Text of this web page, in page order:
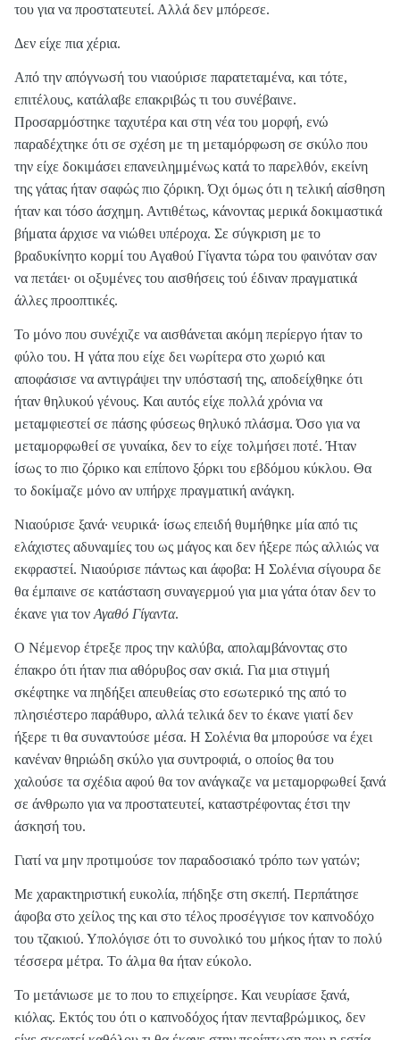
του για να προστατευτεί. Αλλά δεν μπόρεσε.
Δεν είχε πια χέρια.
Από την απόγνωσή του νιαούρισε παρατεταμένα, και τότε,
επιτέλους, κατάλαβε επακριβώς τι του συνέβαινε.
Προσαρμόστηκε ταχυτέρα και στη νέα του μορφή, ενώ
παραδέχτηκε ότι σε σχέση με τη μεταμόρφωση σε σκύλο που
την είχε δοκιμάσει επανειλημμένως κατά το παρελθόν, εκείνη
της γάτας ήταν σαφώς πιο ζόρικη. Όχι όμως ότι η τελική αίσθηση
ήταν και τόσο άσχημη. Αντιθέτως, κάνοντας μερικά δοκιμαστικά
βήματα άρχισε να νιώθει υπέροχα. Σε σύγκριση με το
βραδυκίνητο κορμί του Αγαθού Γίγαντα τώρα του φαινόταν σαν
να πετάει· οι οξυμένες του αισθήσεις τού έδιναν πραγματικά
άλλες προοπτικές.
Το μόνο που συνέχιζε να αισθάνεται ακόμη περίεργο ήταν το
φύλο του. Η γάτα που είχε δει νωρίτερα στο χωριό και
αποφάσισε να αντιγράψει την υπόστασή της, αποδείχθηκε ότι
ήταν θηλυκού γένους. Και αυτός είχε πολλά χρόνια να
μεταμφιεστεί σε πάσης φύσεως θηλυκό πλάσμα. Όσο για να
μεταμορφωθεί σε γυναίκα, δεν το είχε τολμήσει ποτέ. Ήταν
ίσως το πιο ζόρικο και επίπονο ξόρκι του εβδόμου κύκλου. Θα
το δοκίμαζε μόνο αν υπήρχε πραγματική ανάγκη.
Νιαούρισε ξανά· νευρικά· ίσως επειδή θυμήθηκε μία από τις
ελάχιστες αδυναμίες του ως μάγος και δεν ήξερε πώς αλλιώς να
εκφραστεί. Νιαούρισε πάντως και άφοβα: Η Σολένια σίγουρα δε
θα έμπαινε σε κατάσταση συναγερμού για μια γάτα όταν δεν το
έκανε για τον Αγαθό Γίγαντα.
Ο Νέμενορ έτρεξε προς την καλύβα, απολαμβάνοντας στο
έπακρο ότι ήταν πια αθόρυβος σαν σκιά. Για μια στιγμή
σκέφτηκε να πηδήξει απευθείας στο εσωτερικό της από το
πλησιέστερο παράθυρο, αλλά τελικά δεν το έκανε γιατί δεν
ήξερε τι θα συναντούσε μέσα. Η Σολένια θα μπορούσε να έχει
κανέναν θηριώδη σκύλο για συντροφιά, ο οποίος θα του
χαλούσε τα σχέδια αφού θα τον ανάγκαζε να μεταμορφωθεί ξανά
σε άνθρωπο για να προστατευτεί, καταστρέφοντας έτσι την
άσκησή του.
Γιατί να μην προτιμούσε τον παραδοσιακό τρόπο των γατών;
Με χαρακτηριστική ευκολία, πήδηξε στη σκεπή. Περπάτησε
άφοβα στο χείλος της και στο τέλος προσέγγισε τον καπνοδόχο
του τζακιού. Υπολόγισε ότι το συνολικό του μήκος ήταν το πολύ
τέσσερα μέτρα. Το άλμα θα ήταν εύκολο.
Το μετάνιωσε με το που το επιχείρησε. Και νευρίασε ξανά,
κιόλας. Εκτός του ότι ο καπνοδόχος ήταν πενταβρώμικος, δεν